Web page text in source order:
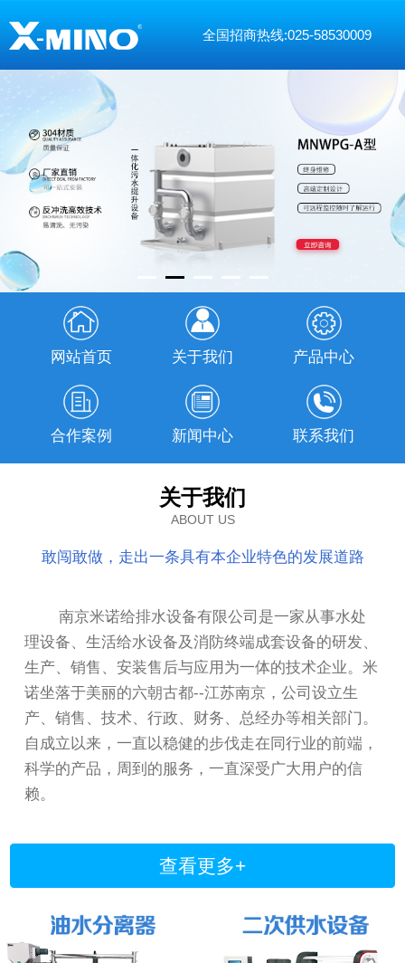
全国招商热线:025-58530009
网站首页 关于我们 产品中心
合作案例 新闻中心 联系我们
关于我们
ABOUT US
敢闯敢做，走出一条具有本企业特色的发展道路
南京米诺给排水设备有限公司是一家从事水处
理设备、生活给水设备及消防终端成套设备的研发、
生产、销售、安装售后与应用为一体的技术企业。米
诺坐落于美丽的六朝古都--江苏南京，公司设立生
产、销售、技术、行政、财务、总经办等相关部门。
自成立以来，一直以稳健的步伐走在同行业的前端，
科学的产品，周到的服务，一直深受广大用户的信
赖。
查看更多+